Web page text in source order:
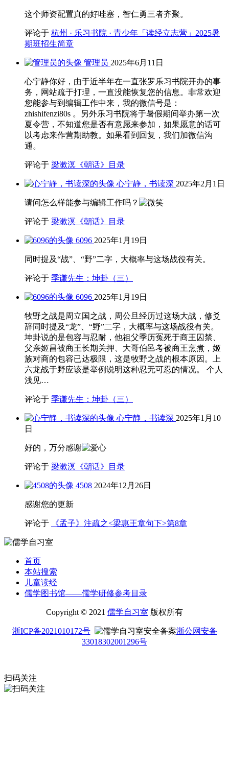
这个师资配置真的好哇塞，智仁勇三者齐聚。
评论于 杭州 · 乐习书院 · 青少年「读经立志营」2025暑
期班招生简章
管理员 2025年6月11日
心宁静你好，由于近半年在一直张罗乐习书院开办的事
务，网站疏于打理，一直没能恢复您的信息。非常欢迎
您能参与到编辑工作中来，我的微信号是：
zhishifenzi80s 。另外乐习书院将于暑假期间举办第一次
夏令营，不知道您是否有意愿来参加，如果愿意的话可
以考虑来作营期助教。如果看到回复，我们加微信沟
通。
评论于 梁漱溟《朝话》目录
心宁静，书读深 2025年2月1日
请问怎么样能参与编辑工作吗？
评论于 梁漱溟《朝话》目录
6096 2025年1月19日
同时提及“战”、“野”二字，大概率与这场战役有关。
评论于 季谦先生：坤卦（三）
6096 2025年1月19日
牧野之战是周立国之战，周公旦经历过这场大战，修爻
辞同时提及“龙”、“野”二字，大概率与这场战役有关。
坤卦说的是包容与忍耐，他祖父季历冤死于商王囚禁、
父亲姬昌被商王长期关押、大哥伯邑考被商王烹煮，姬
族对商的包容已达极限，这是牧野之战的根本原因。上
六龙战于野应该是举例说明这种忍无可忍的情况。 个人
浅见…
评论于 季谦先生：坤卦（三）
心宁静，书读深 2025年1月10
日
好的，万分感谢
评论于 梁漱溟《朝话》目录
4508 2024年12月26日
感谢您的更新
评论于 《孟子》注疏之<梁惠王章句下>第8章
首页
本站搜索
儿童读经
儒学图书馆——儒学研修参考目录
Copyright © 2021 儒学自习室 版权所有
浙ICP备2021010172号
浙公网安备
33018302001296号
扫码关注